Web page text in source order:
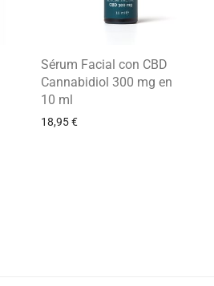
Sérum Facial con CBD
Cannabidiol 300 mg en
10 ml
18,95€